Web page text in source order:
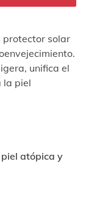
protector solar
unifica el
la piel
atópica y